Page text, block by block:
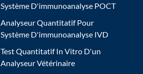
Système D'immunoanalyse POCT
Analyseur Quantitatif Pour
Système D'immunoanalyse IVD
Test Quantitatif In Vitro D'un
Analyseur Vétérinaire